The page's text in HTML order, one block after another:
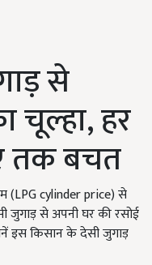
से
चूल्हा, हर
तक बचत
(LPG cylinder price) से
से अपनी घर की रसोई
इस किसान के देसी जुगाड़